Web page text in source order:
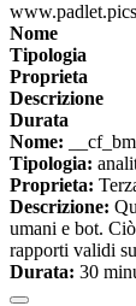
www.padlet.pics
Nome
Tipologia
Proprieta
Descrizione
Durata
Nome: __cf_bm
Tipologia:
Proprieta:
Descrizione:
umani e bot.
rapporti validi
Durata: 30